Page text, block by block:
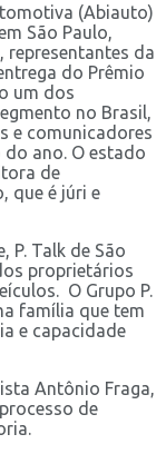
(Abiauto)
São Paulo,
representantes da
do Prêmio
um dos
no Brasil,
e comunicadores
ano. O estado
de
que é júri e
P. Talk de São
proprietários
O Grupo P.
família que tem
e capacidade
Antônio Fraga,
de